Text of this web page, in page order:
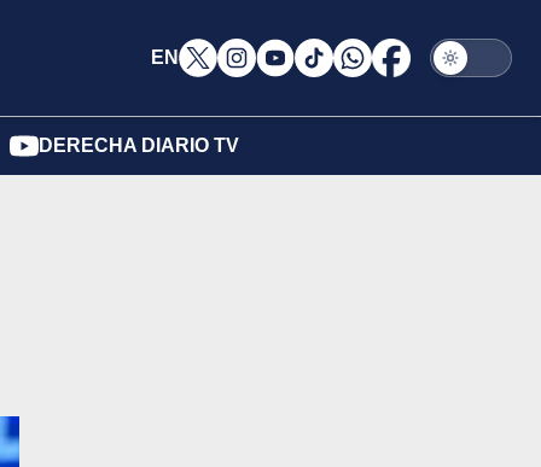
EN
DERECHA DIARIO TV